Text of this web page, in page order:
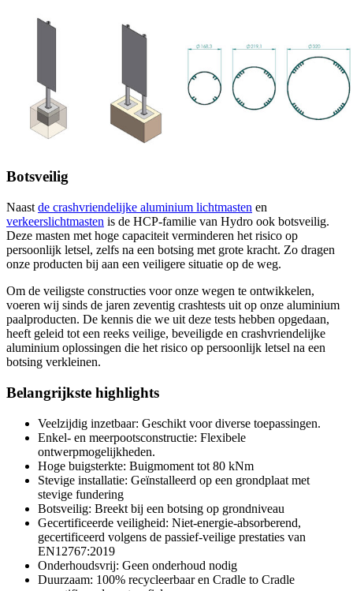
Botsveilig
Naast de crashvriendelijke aluminium lichtmasten en
verkeerslichtmasten is de HCP-familie van Hydro ook botsveilig.
Deze masten met hoge capaciteit verminderen het risico op
persoonlijk letsel, zelfs na een botsing met grote kracht. Zo dragen
onze producten bij aan een veiligere situatie op de weg.
Om de veiligste constructies voor onze wegen te ontwikkelen,
voeren wij sinds de jaren zeventig crashtests uit op onze aluminium
paalproducten. De kennis die we uit deze tests hebben opgedaan,
heeft geleid tot een reeks veilige, beveiligde en crashvriendelijke
aluminium oplossingen die het risico op persoonlijk letsel na een
botsing verkleinen.
Belangrijkste highlights
Veelzijdig inzetbaar: Geschikt voor diverse toepassingen.
Enkel- en meerpootsconstructie: Flexibele
ontwerpmogelijkheden.
Hoge buigsterkte: Buigmoment tot 80 kNm
Stevige installatie: Geïnstalleerd op een grondplaat met
stevige fundering
Botsveilig: Breekt bij een botsing op grondniveau
Gecertificeerde veiligheid: Niet-energie-absorberend,
gecertificeerd volgens de passief-veilige prestaties van
EN12767:2019
Onderhoudsvrij: Geen onderhoud nodig
Duurzaam: 100% recycleerbaar en Cradle to Cradle